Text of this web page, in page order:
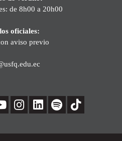
de 8h00 a 20h00
oficiales:
aviso previo